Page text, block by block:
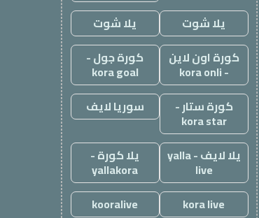
يلا شوت
يلا شوت
كورة اون لاين
- kora onli
كورة جول -
kora goal
كورة ستار -
kora star
سوريا لايف
يلا لايف - yalla
live
يلا كورة -
yallakora
kora live
kooralive